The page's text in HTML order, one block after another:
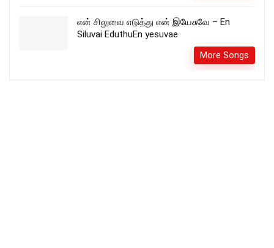
என் சிலுவை எடுத்து என் இயேசுவே – En
Siluvai EduthuEn yesuvae
More Songs